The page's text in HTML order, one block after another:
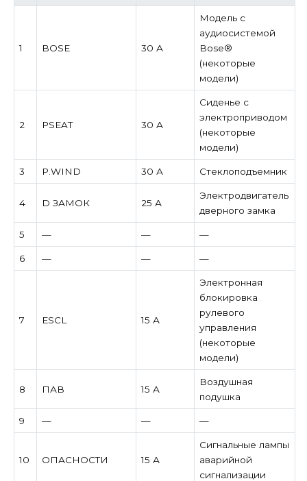
1 BOSE 30 А
Модель с
аудиосистемой
Bose®
(некоторые
модели)
2 PSEAT 30 А
Сиденье с
электроприводом
(некоторые
модели)
3 P.WIND 30 А Стеклоподъемник
4 D ЗАМОК 25 А
Электродвигатель
дверного замка
5 — — —
6 — — —
7 ESCL 15 А
Электронная
блокировка
рулевого
управления
(некоторые
модели)
8 ПАВ 15 А
Воздушная
подушка
9 — — —
10 ОПАСНОСТИ 15 А
Сигнальные лампы
аварийной
сигнализации